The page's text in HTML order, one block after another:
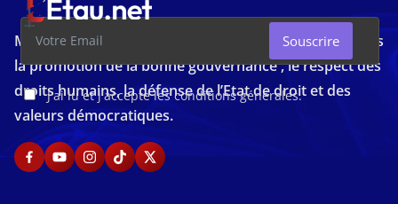
J'ai lu et j'accepte les conditions générales.
Souscrire
Média d'investigation ivoirien résolument engagé dans
la promotion de la bonne gouvernance , le respect des
droits humains, la défense de l’Etat de droit et des
valeurs démocratiques.